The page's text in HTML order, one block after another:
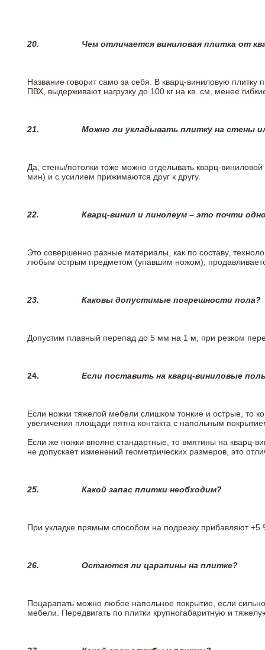
20. Чем отличается виниловая плитка от
Название говорит само за себя. В кварц-виниловую
ПВХ, выдерживают нагрузку до 100 кг на кв. см, менее
21. Можно ли укладывать плитку на стены
Да, стены/потолки тоже можно отделывать кварц-
мин) и с усилием прижимаются друг к другу.
22. Кварц-винил и линолеум – это почти
Это совершенно разные материалы, как по составу,
любым острым предметом (упавшим ножом),
23. Каковы допустимые погрешности пола?
Допустим плавный перепад до 5 мм на 1 м, при резком
24. Если поставить на кварц-виниловые
Если ножки тяжелой мебели слишком тонкие и острые, то
увеличения площади пятна контакта с напольным
Если же ножки вполне стандартные, то вмятины на кварц-
не допускает изменений геометрических размеров, это
25. Какой запас плитки необходим?
При укладке прямым способом на подрезку прибавляют +5
26. Остаются ли царапины на плитке?
Поцарапать можно любое напольное покрытие, если
мебели. Передвигать по плитки крупногабаритную и